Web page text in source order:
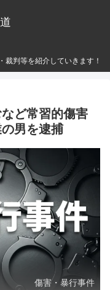
裁判等を紹介していきます！
ど常習的傷害
男を逮捕
傷害・暴行事件